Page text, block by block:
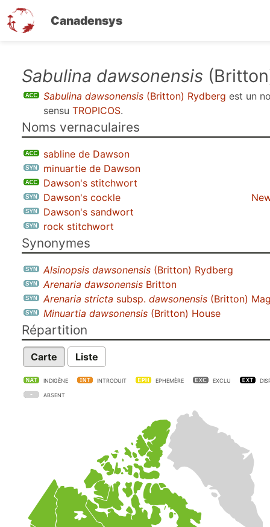
Canadensys
contenu
Sabulina dawsonensis
Sabulina dawsonensis (Britton) Rydberg est un
sensu TROPICOS.
Noms vernaculaires
sabline de Dawson
minuartie de Dawson
Dawson's stitchwort
Dawson's cockle
Dawson's sandwort
rock stitchwort
Synonymes
Alsinopsis dawsonensis (Britton) Rydberg
Arenaria dawsonensis Britton
Arenaria stricta subsp. dawsonensis (Britton)
Minuartia dawsonensis (Britton) House
Répartition
Carte Liste
INDIGÈNE INTRODUIT EPHEMÈRE EXCLU
ABSENT